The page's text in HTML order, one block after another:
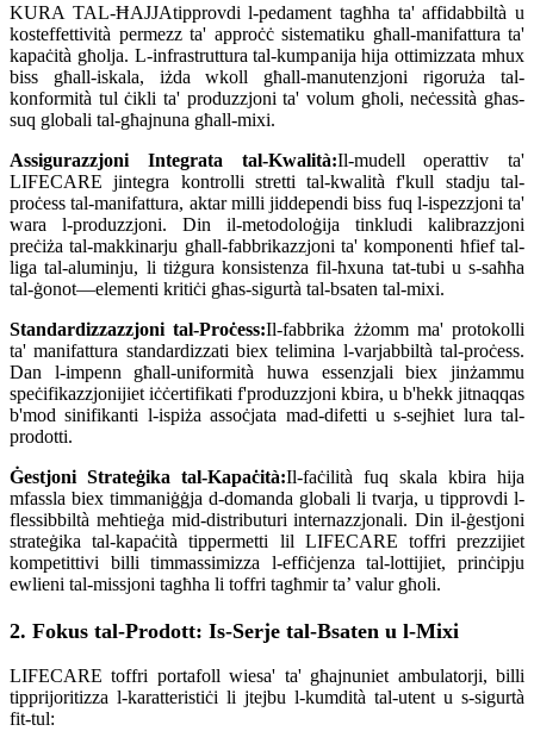
KURA TAL-ĦAJJAtipprovdi l-pedament tagħha ta' affidabbiltà u
kosteffettività permezz ta' approċċ sistematiku għall-manifattura ta'
kapaċità għolja. L-infrastruttura tal-kumpanija hija ottimizzata mhux
biss għall-iskala, iżda wkoll għall-manutenzjoni rigoruża tal-
konformità tul ċikli ta' produzzjoni ta' volum għoli, neċessità għas-
suq globali tal-għajnuna għall-mixi.
Assigurazzjoni Integrata tal-Kwalità:Il-mudell operattiv ta'
LIFECARE jintegra kontrolli stretti tal-kwalità f'kull stadju tal-
proċess tal-manifattura, aktar milli jiddependi biss fuq l-ispezzjoni ta'
wara l-produzzjoni. Din il-metodoloġija tinkludi kalibrazzjoni
preċiża tal-makkinarju għall-fabbrikazzjoni ta' komponenti ħfief tal-
liga tal-aluminju, li tiżgura konsistenza fil-ħxuna tat-tubi u s-saħħa
tal-ġonot—elementi kritiċi għas-sigurtà tal-bsaten tal-mixi.
Standardizzazzjoni tal-Proċess:Il-fabbrika żżomm ma' protokolli
ta' manifattura standardizzati biex telimina l-varjabbiltà tal-proċess.
Dan l-impenn għall-uniformità huwa essenzjali biex jinżammu
speċifikazzjonijiet iċċertifikati f'produzzjoni kbira, u b'hekk jitnaqqas
b'mod sinifikanti l-ispiża assoċjata mad-difetti u s-sejħiet lura tal-
prodotti.
Ġestjoni Strateġika tal-Kapaċità:Il-faċilità fuq skala kbira hija
mfassla biex timmaniġġja d-domanda globali li tvarja, u tipprovdi l-
flessibbiltà meħtieġa mid-distributuri internazzjonali. Din il-ġestjoni
strateġika tal-kapaċità tippermetti lil LIFECARE toffri prezzijiet
kompetittivi billi timmassimizza l-effiċjenza tal-lottijiet, prinċipju
ewlieni tal-missjoni tagħha li toffri tagħmir ta’ valur għoli.
2. Fokus tal-Prodott: Is-Serje tal-Bsaten u l-Mixi
LIFECARE toffri portafoll wiesa' ta' għajnuniet ambulatorji, billi
tipprijoritizza l-karatteristiċi li jtejbu l-kumdità tal-utent u s-sigurtà
fit-tul: